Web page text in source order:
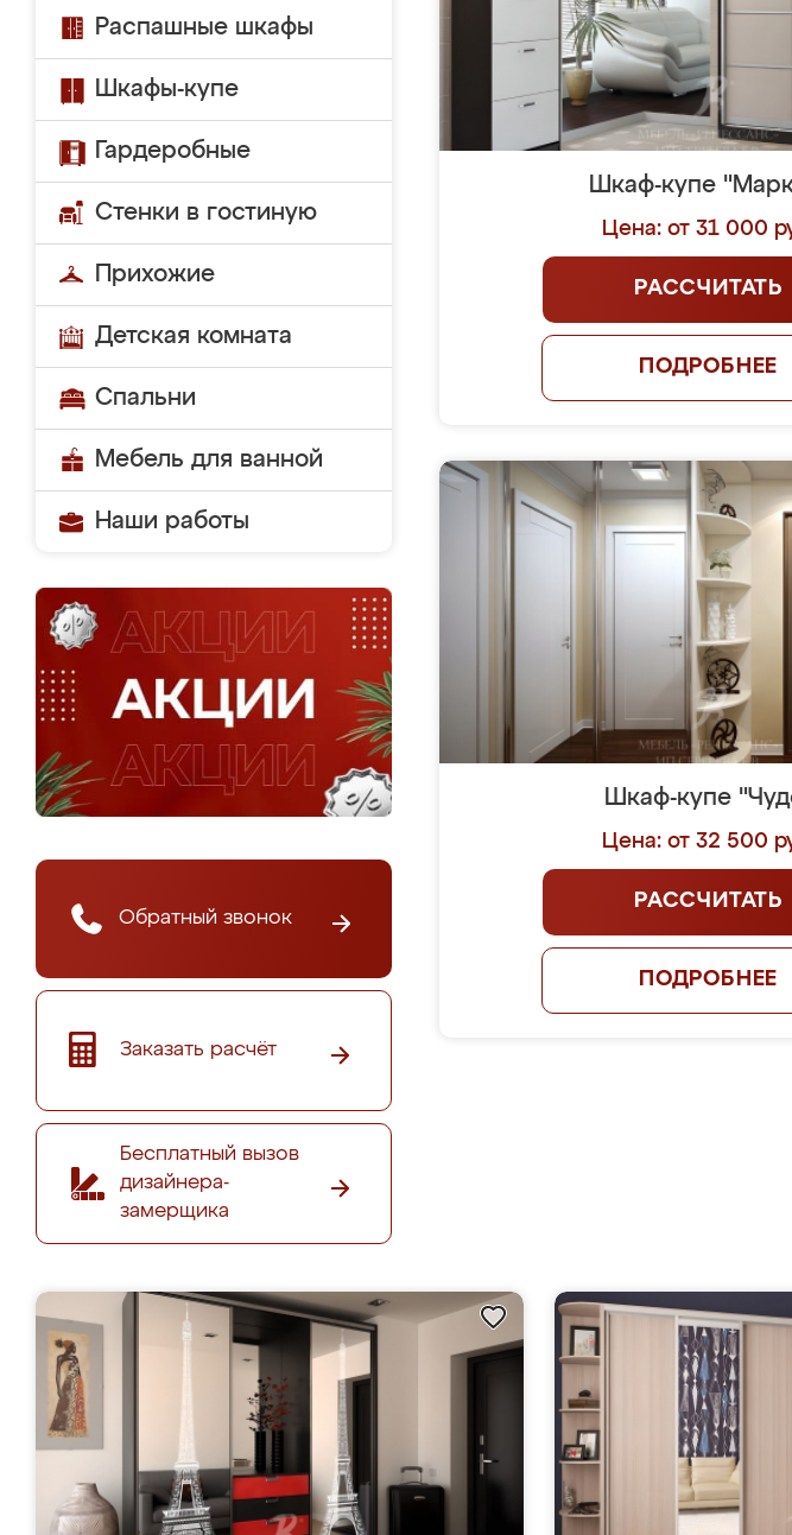
Распашные шкафы
Шкафы-купе
Гардеробные
Стенки в гостиную
Прихожие
Детская комната
Спальни
Мебель для ванной
Наши работы
Обратный звонок
Заказать расчёт
Бесплатный вызов
дизайнера-
замерщика
Шкаф-купе
Цена: от 31 000
РАССЧИТАТЬ
ПОДРОБНЕЕ
Шкаф-купе
Цена: от 32 500
РАССЧИТАТЬ
ПОДРОБНЕЕ